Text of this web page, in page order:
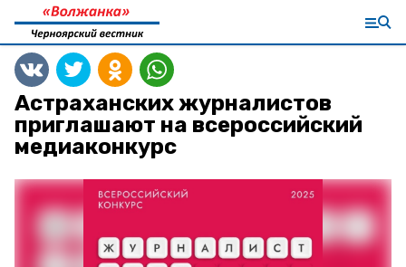
Астраханских журналистов
приглашают на всероссийский
медиаконкурс